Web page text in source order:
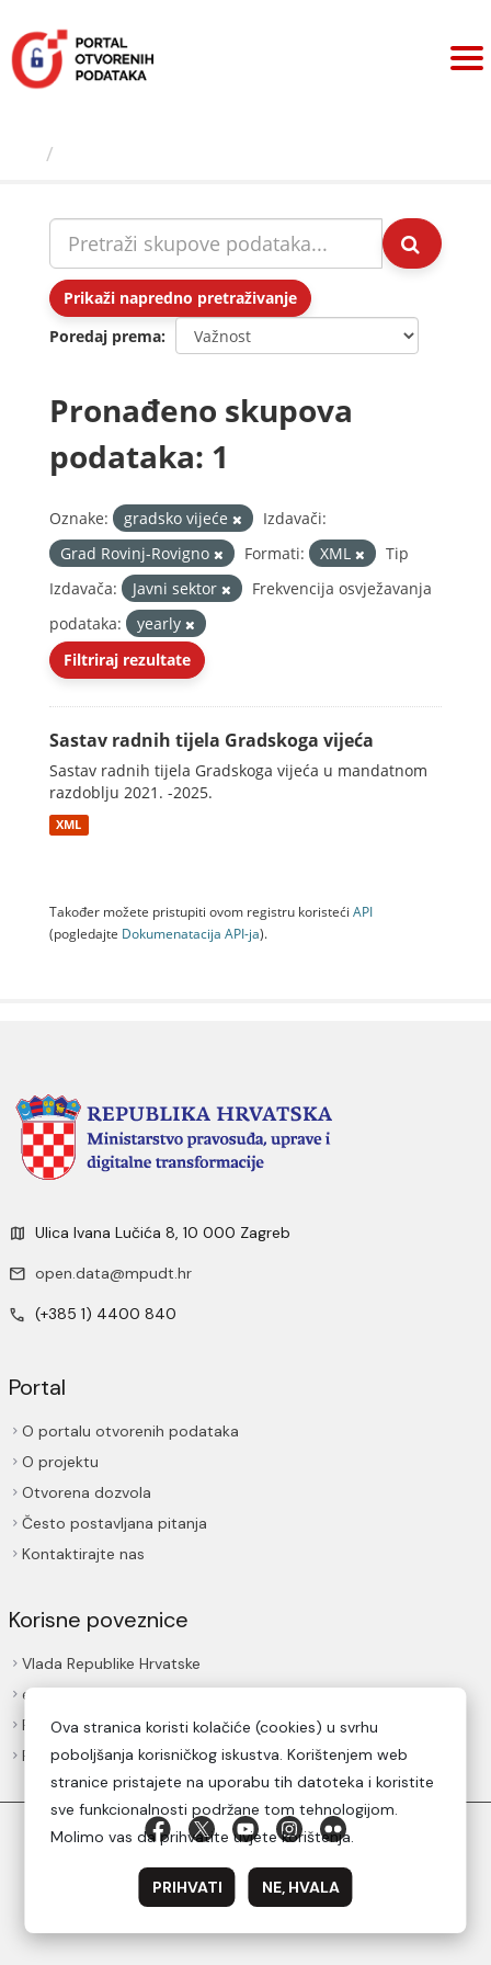
sadržaj
Prikaži napredno pretraživanje
Poredaj prema
Pronađeno skupova
podataka: 1
Oznake: gradsko vijeće
Izdavači:
Grad Rovinj-Rovigno
Formati: XML
Tip
Izdavača:
Javni sektor
Frekvencija osvježavanja
podataka:
yearly
Filtriraj rezultate
Sastav radnih tijela Gradskoga vijeća
Sastav radnih tijela Gradskoga vijeća u mandatnom
razdoblju 2021. -2025.
XML
Također možete pristupiti ovom registru koristeći API
(pogledajte Dokumenаtаcijа API-jа).